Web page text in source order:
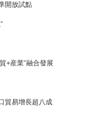
開放試點
+産業”融合發展
貿易增長超八成